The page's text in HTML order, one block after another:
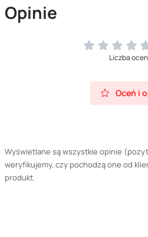
Opinie
Liczba
Oceń i
Wyświetlane są wszystkie opinie
weryfikujemy, czy pochodzą one od
produkt.